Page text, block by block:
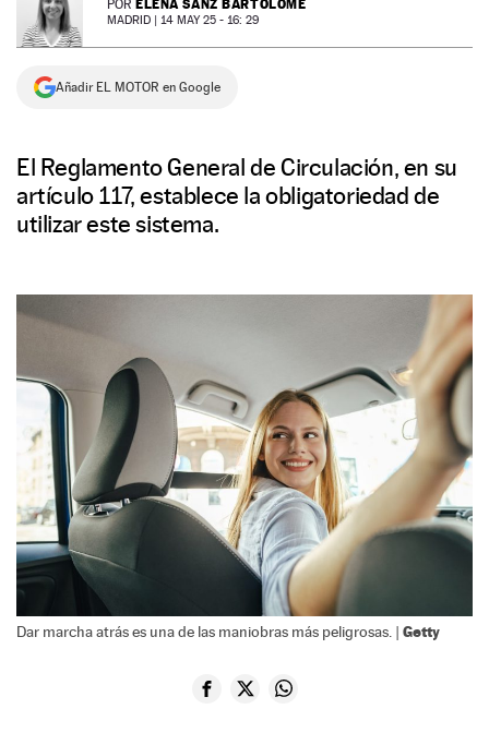
NEWSLETTER
SÍGUENOS
POR ELENA SANZ BARTOLOMÉ
MADRID | 14 MAY 25 - 16: 29
Añadir EL MOTOR en Google
El Reglamento General de Circulación, en su
artículo 117, establece la obligatoriedad de
utilizar este sistema.
Dar marcha atrás es una de las maniobras más peligrosas. | Getty